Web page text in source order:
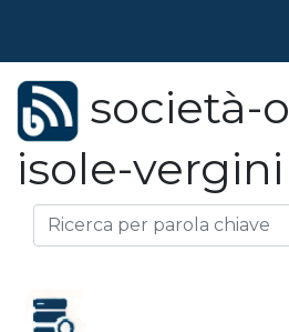
società-
isole-vergini